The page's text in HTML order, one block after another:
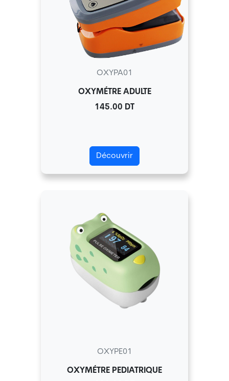
OXYPA01
OXYMÉTRE ADULTE
145.00 DT
Découvrir
OXYPE01
OXYMÉTRE PEDIATRIQUE